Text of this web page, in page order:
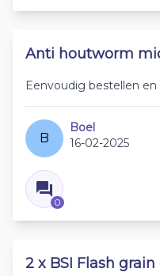
Anti houtworm
Eenvoudig bestellen
B
Boel
16-02-2025
0
2 x BSI Flash